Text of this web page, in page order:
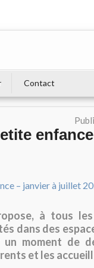
Contact
à tous
dans des
un moment de
et les